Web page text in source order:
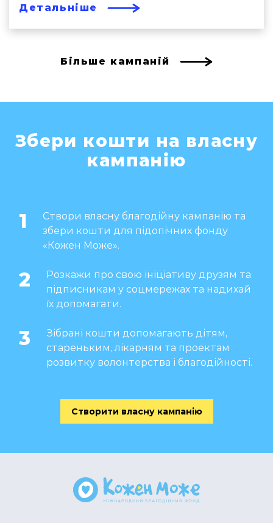
Детальніше
Більше кампаній
Збери кошти на власну
кампанію
1
Створи власну благодійну кампанію та
збери кошти для підопічних фонду
«Кожен Може».
2
Розкажи про свою ініціативу друзям та
підписникам у соцмережах та надихай
їх допомагати.
3
Зібрані кошти допомагають дітям,
стареньким, лікарням та проектам
розвитку волонтерства і благодійності.
Створити власну кампанію